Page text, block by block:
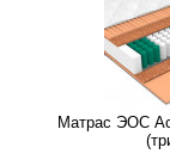
Матрас ЭОС